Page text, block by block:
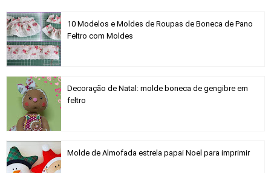
10 Modelos e Moldes de Roupas de Boneca de Pano
Feltro com Moldes
Decoração de Natal: molde boneca de gengibre em
feltro
Molde de Almofada estrela papai Noel para imprimir